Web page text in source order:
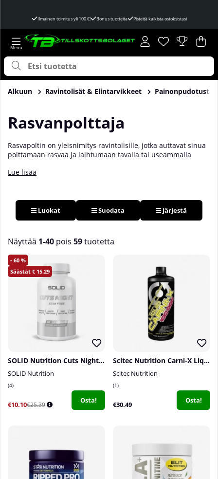
Ilmainen toimitus yli 100 €! Bonus tuotteita Pisteitä kaikista ostoksistasi
Toivelista
Lukumäärä
. .
Alkuun Ravintolisät & Elintarvikkeet Painonpudotusta
Rasvanpolttaja
Rasvapoltin on yleisnimitys ravintolisille, jotka auttavat sinua
polttamaan rasvaa ja laihtumaan tavalla tai useammalla
karnitiinia ja/tai synefriiniä. Aineita, jotka voivat muun
viedä harjoittelusi sekä painonpudotuksesi seuraavalle
tasolle! Osta rasvapoltin meiltä Tillskottsbolagetilta!
Lue lisää
Luokat Suodata Järjestä
Näyttää 1-40 pois 59tuotetta
Tuotteet
60
15.29
SOLID Nutrition Cuts Night, 60 caps
SOLID Nutrition
4
€10.10€25.39
Osta!
Scitec Nutrition Carni-X Liquid 100 000, 500ml
Scitec Nutrition
1
€30.49 Osta!